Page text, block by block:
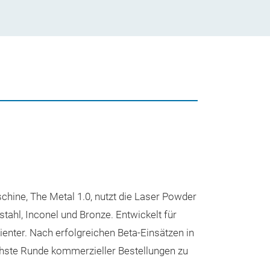
The Metal 1.0, nutzt die Laser Powder
Inconel und Bronze. Entwickelt für
Nach erfolgreichen Beta-Einsätzen in
Runde kommerzieller Bestellungen zu